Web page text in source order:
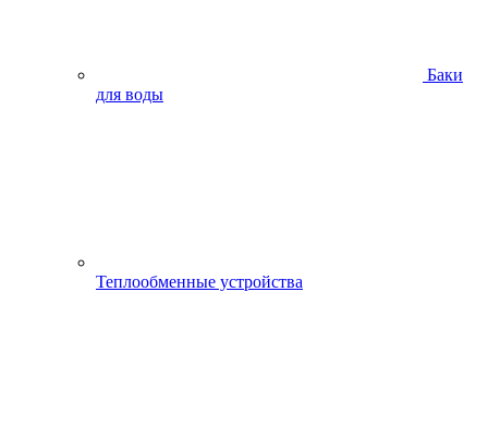
Баки
для воды
Теплообменные устройства